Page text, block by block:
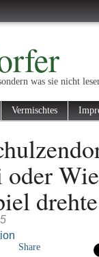
was sie nicht
Vermischtes
Share